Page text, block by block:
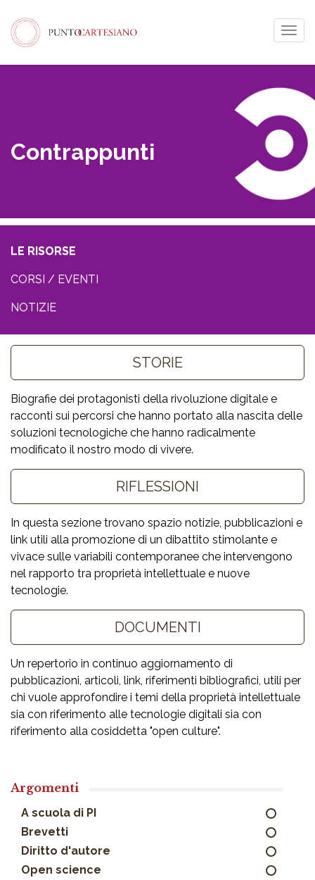
Contrappunti
LE RISORSE
CORSI / EVENTI
NOTIZIE
Biografie dei protagonisti della rivoluzione digitale e
racconti sui percorsi che hanno portato alla nascita delle
soluzioni tecnologiche che hanno radicalmente
modificato il nostro modo di vivere.
In questa sezione trovano spazio notizie, pubblicazioni e
link utili alla promozione di un dibattito stimolante e
vivace sulle variabili contemporanee che intervengono
nel rapporto tra proprietà intellettuale e nuove
tecnologie.
Un repertorio in continuo aggiornamento di
pubblicazioni, articoli, link, riferimenti bibliografici, utili per
chi vuole approfondire i temi della proprietà intellettuale
sia con riferimento alle tecnologie digitali sia con
riferimento alla cosiddetta "open culture".
Argomenti
A scuola di PI
Brevetti
Diritto d'autore
Open science